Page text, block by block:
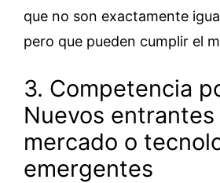
que no son exactamente
pero que pueden cumplir el
3. Competencia
Nuevos entrantes
mercado o
emergentes